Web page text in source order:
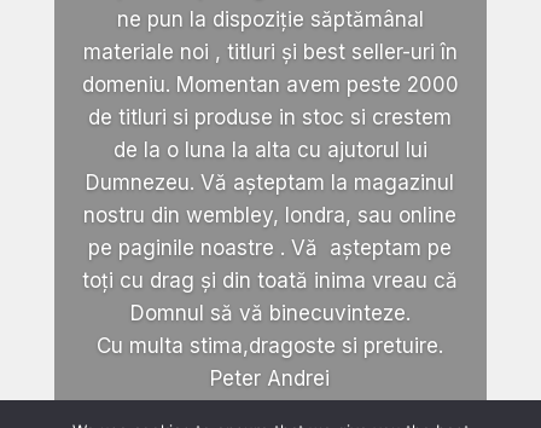
ne pun la dispoziție săptămânal
materiale noi , titluri și best seller-uri în
domeniu. Momentan avem peste 2000
de titluri si produse in stoc si crestem
de la o luna la alta cu ajutorul lui
Dumnezeu. Vă așteptam la magazinul
nostru din wembley, londra, sau online
pe paginile noastre . Vă așteptam pe
toți cu drag și din toată inima vreau că
Domnul să vă binecuvinteze.
Cu multa stima,dragoste si pretuire.
Peter Andrei